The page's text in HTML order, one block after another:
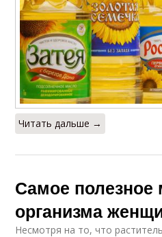
Читать дальше →
Самое полезное
организма
Несмотря на то, что